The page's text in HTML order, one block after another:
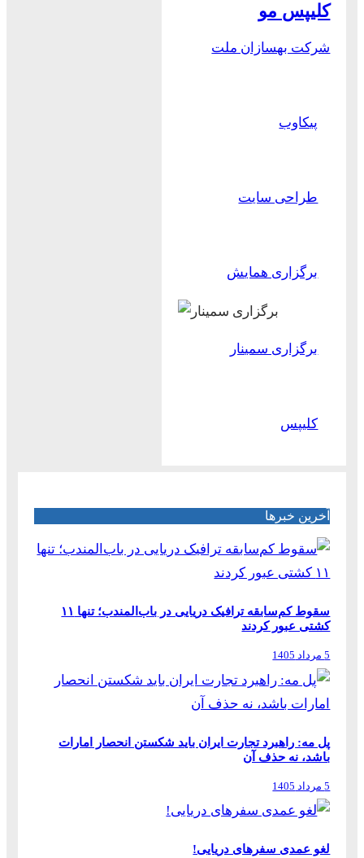
کلیپس مو
شرکت بهسازان ملت
پیکاوب
طراحی سایت
برگزاری همایش
برگزاری سمینار
کلیپس
آخرین خبرها
سقوط کم‌سابقه ترافیک دریایی در باب‌المندب؛ تنها ۱۱
کشتی عبور کردند
5 مرداد 1405
پل مه: راهبرد تجارت ایران باید شکستن انحصار امارات
باشد، نه حذف آن
5 مرداد 1405
لغو عمدی سفرهای دریایی!